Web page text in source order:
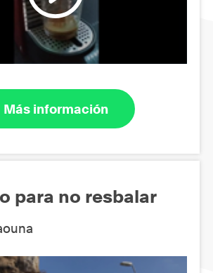
Más información
para no resbalar